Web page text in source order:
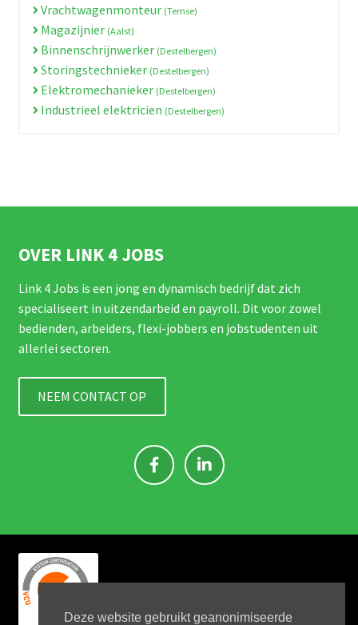
Deze website gebruikt geanonimiseerde
Vrachtwagenmonteur (Temse)
Magazijnier (Aalst)
Binnenschrijnwerker (Destelbergen)
Storingstechnieker (Destelbergen)
Elektromechanieker (Destelbergen)
Industrieel elektricien (Destelbergen)
OVER LINK 4 JOBS
Link 4 Jobs is een jong en dynamisch bedrijf dat zich
specialiseert in uitzendarbeid en payroll. Dit voor zowel
bedienden, arbeiders, flexi-jobbers en jobstudenten uit
allerlei sectoren.
NEEM CONTACT OP